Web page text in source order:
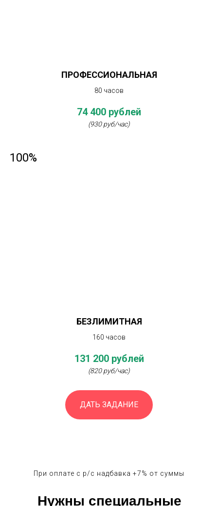
ПРОФЕССИОНАЛЬНАЯ
80 часов
74 400 рублей
(930 руб/час)
100%
БЕЗЛИМИТНАЯ
160 часов
131 200 рублей
(820 руб/час)
ДАТЬ ЗАДАНИЕ
При оплате с р/с надбавка +7% от суммы
Нужны специальные